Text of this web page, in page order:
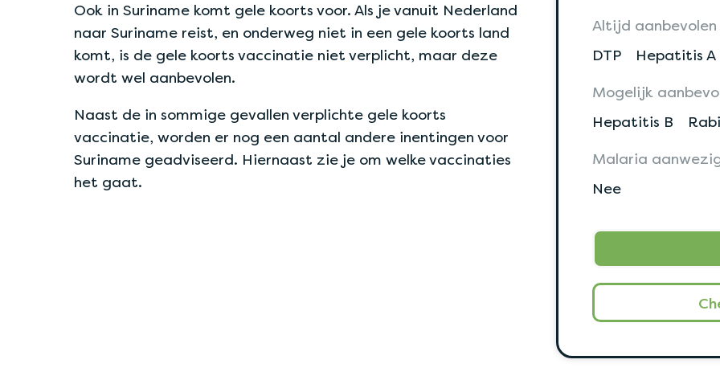
Ook in Suriname komt gele koorts voor. Als je vanuit Nederland
naar Suriname reist, en onderweg niet in een gele koorts land
komt, is de gele koorts vaccinatie niet verplicht, maar deze
wordt wel aanbevolen.
Naast de in sommige gevallen verplichte gele koorts
vaccinatie, worden er nog een aantal andere inentingen voor
Suriname geadviseerd. Hiernaast zie je om welke vaccinaties
het gaat.
Altijd aanbevolen
DTP
Hepatitis A
Mogelijk
Hepatitis B
Malaria
Nee